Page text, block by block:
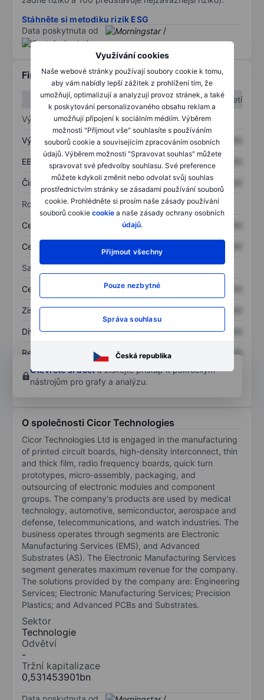
Využívání cookies
Naše webové stránky používají soubory cookie k tomu,
aby vám nabídly lepší zážitek z prohlížení tím, že
umožňují, optimalizují a analyzují provoz stránek, a také
k poskytování personalizovaného obsahu reklam a
umožňují připojení k sociálním médiím. Výběrem
možnosti "Přijmout vše" souhlasíte s používáním
souborů cookie a souvisejícím zpracováním osobních
údajů. Výběrem možnosti "Spravovat souhlas" můžete
spravovat své předvolby souhlasu. Své preference
můžete kdykoli změnit nebo odvolat svůj souhlas
prostřednictvím stránky se zásadami používání souborů
cookie. Prohlédněte si prosím naše zásady používání
souborů cookie cookie a naše zásady ochrany osobních
údajů.
Přijmout všechny
Pouze nezbytné
Správa souhlasu
Česká republika
Stáhněte si metodiku rizik ESG
Data poskytnuta od
/
Finanční informace
1. čtvrtletí
2. čtvrtletí
Výkaz zisku a ztráty
Výnos XXXXXXX XXXXXXX
EBITDA XXXXXXX
Čistý příjem XXXXXXX XXXXXXX
Rozvaha
Celková aktiva XXXXXXX
Celkový dluh
Sazby
Cena/tržby XXXXXXX
Zisk na akcii XXXXXXX XXXXXXX
Dividenda na akcii XXXXXXX XXXXXXX
Rentabilita kapitálu XXXXXXX
XXXXXXX
Otevřete si účeta získejte přístup k pokročilým
nástrojům pro grafy a analýzu.
O společnosti Cicor Technologies
Cicor Technologies Ltd is engaged in the manufacturing
of printed circuit boards, high-density interconnect, thin
and thick film, radio frequency boards, quick turn
prototypes, micro-assembly, packaging, and
outsourcing of electronic modules and component
groups. The company's products are used by medical
technology, automotive, semiconductor, aerospace and
defense, telecommunications, and watch industries. The
business operates through segments are Electronic
Manufacturing Services (EMS), and Advanced
Substrates (AS). The Electronic Manufacturing Services
segment generates maximum revenue for the company.
The solutions provided by the company are: Engineering
Services; Electronic Manufacturing Services; Precision
Plastics; and Advanced PCBs and Substrates.
Sektor
Technologie
Odvětví
-
Tržní kapitalizace
0,531453901bn